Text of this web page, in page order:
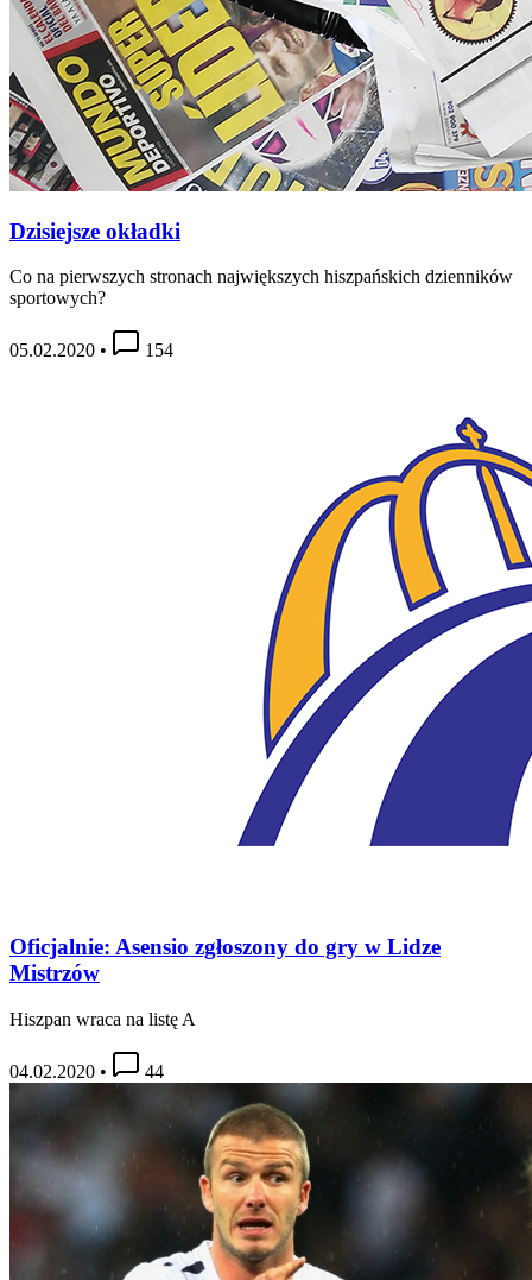
Dzisiejsze okładki
Co na pierwszych stronach największych hiszpańskich dzienników
sportowych?
05.02.2020 • 154
Oficjalnie: Asensio zgłoszony do gry w Lidze
Mistrzów
Hiszpan wraca na listę A
04.02.2020 • 44